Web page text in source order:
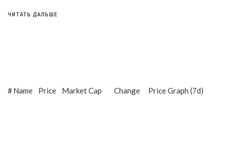
ЧИТАТЬ ДАЛЬШЕ
#Name Price Market Cap Change Price Graph (7d)